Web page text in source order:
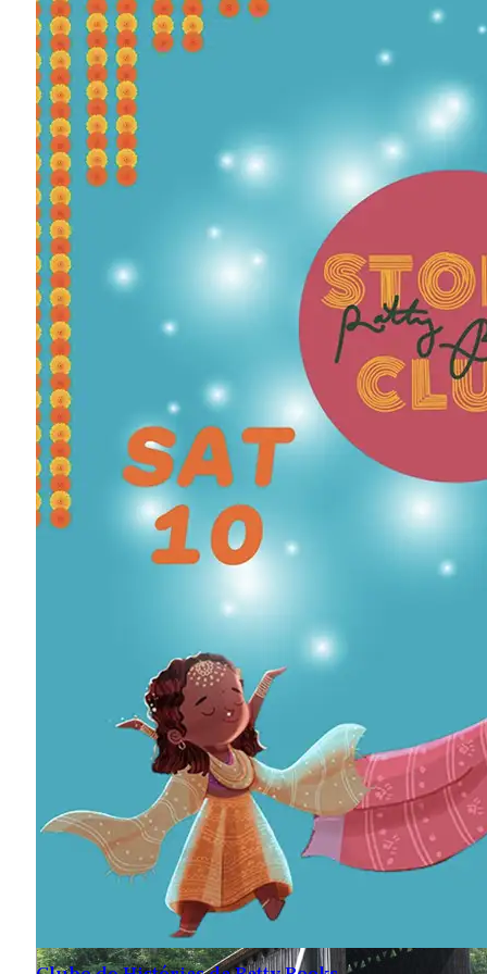
Mansão Burn Brae
845-856-3335
573 High Rd.
Glen Spey, NY 12737
Map
Centro de Artes Bethel Woods
845-583-2000
Website